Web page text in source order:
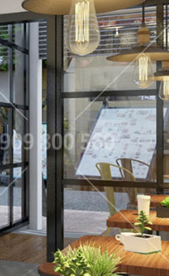
Dự án mới nhất của
con đường